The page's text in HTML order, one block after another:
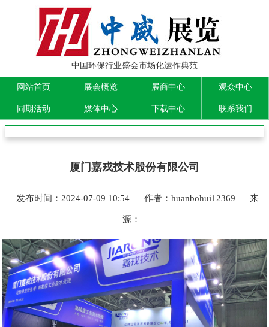
中国环保行业盛会市场化运作典范
网站首页 展会概览 展商中心 观众中心
同期活动 媒体中心 下载中心 联系我们
厦门嘉戎技术股份有限公司
发布时间：2024-07-09 10:54 作者：huanbohui12369 来
源：